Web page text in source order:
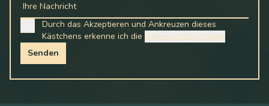
Ihre Nachricht
Durch das Akzeptieren und Ankreuzen dieses
Kästchens erkenne ich die Datenschutzrichtlinie
Senden